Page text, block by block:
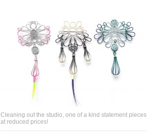
Cleaning out the studio, one of a kind statement pieces
at reduced prices!